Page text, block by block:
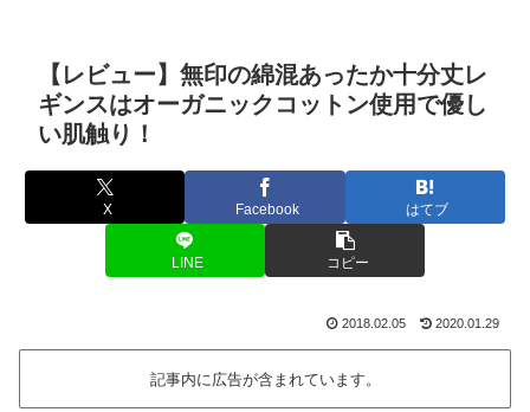
【レビュー】無印の綿混あったか十分丈レ
ギンスはオーガニックコットン使用で優し
い肌触り！
X Facebook はてブ
LINE コピー
2018.02.05 2020.01.29
記事内に広告が含まれています。